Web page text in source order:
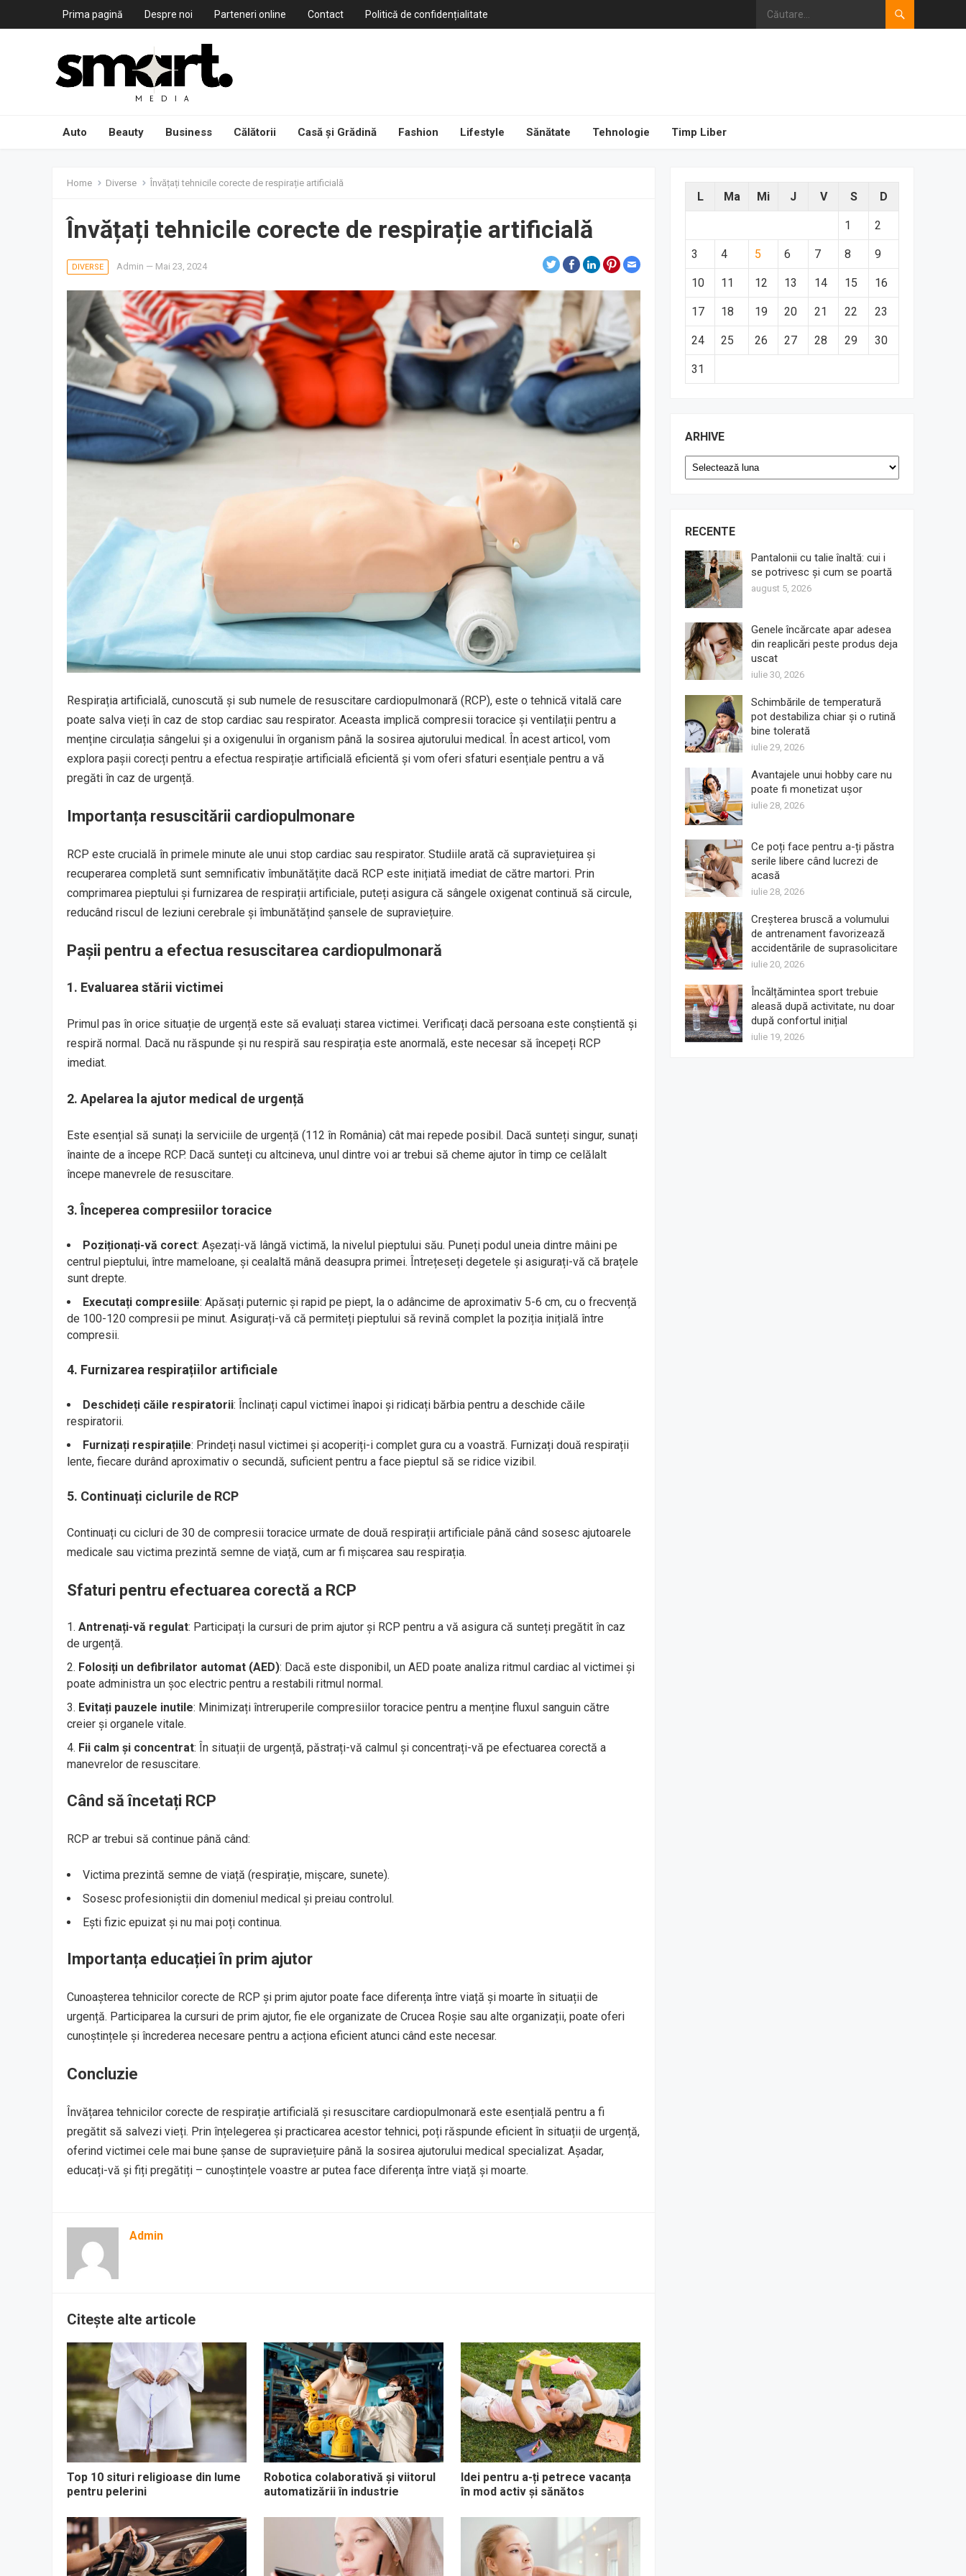
Prima pagină Despre noi Parteneri online Contact Politică de confidențialitate
Auto Beauty Business Călătorii Casă și Grădină Fashion Lifestyle Sănătate Tehnologie Timp Liber
Home Diverse Învățați tehnicile corecte de respirație artificială
Învățați tehnicile corecte de respirație artificială
DIVERSE Admin — Mai 23, 2024
Respirația artificială, cunoscută și sub numele de resuscitare cardiopulmonară (RCP), este o tehnică vitală care
poate salva vieți în caz de stop cardiac sau respirator. Aceasta implică compresii toracice și ventilații pentru a
menține circulația sângelui și a oxigenului în organism până la sosirea ajutorului medical. În acest articol, vom
explora pașii corecți pentru a efectua respirație artificială eficientă și vom oferi sfaturi esențiale pentru a vă
pregăti în caz de urgență.
Importanța resuscitării cardiopulmonare
RCP este crucială în primele minute ale unui stop cardiac sau respirator. Studiile arată că supraviețuirea și
recuperarea completă sunt semnificativ îmbunătățite dacă RCP este inițiată imediat de către martori. Prin
comprimarea pieptului și furnizarea de respirații artificiale, puteți asigura că sângele oxigenat continuă să circule,
reducând riscul de leziuni cerebrale și îmbunătățind șansele de supraviețuire.
Pașii pentru a efectua resuscitarea cardiopulmonară
1. Evaluarea stării victimei
Primul pas în orice situație de urgență este să evaluați starea victimei. Verificați dacă persoana este conștientă și
respiră normal. Dacă nu răspunde și nu respiră sau respirația este anormală, este necesar să începeți RCP
imediat.
2. Apelarea la ajutor medical de urgență
Este esențial să sunați la serviciile de urgență (112 în România) cât mai repede posibil. Dacă sunteți singur, sunați
înainte de a începe RCP. Dacă sunteți cu altcineva, unul dintre voi ar trebui să cheme ajutor în timp ce celălalt
începe manevrele de resuscitare.
3.Începerea compresiilor toracice
Poziționați-vă corect: Așezați-vă lângă victimă, la nivelul pieptului său. Puneți podul uneia dintre mâini pe
centrul pieptului, între mameloane, și cealaltă mână deasupra primei. Întrețeseți degetele și asigurați-vă că brațele
sunt drepte.
Executați compresiile: Apăsați puternic și rapid pe piept, la o adâncime de aproximativ 5-6 cm, cu o frecvență
de 100-120 compresii pe minut. Asigurați-vă că permiteți pieptului să revină complet la poziția inițială între
compresii.
4. Furnizarea respirațiilor artificiale
Deschideți căile respiratorii: Înclinați capul victimei înapoi și ridicați bărbia pentru a deschide căile
respiratorii.
Furnizați respirațiile: Prindeți nasul victimei și acoperiți-i complet gura cu a voastră. Furnizați două respirații
lente, fiecare durând aproximativ o secundă, suficient pentru a face pieptul să se ridice vizibil.
5. Continuați ciclurile de RCP
Continuați cu cicluri de 30 de compresii toracice urmate de două respirații artificiale până când sosesc ajutoarele
medicale sau victima prezintă semne de viață, cum ar fi mișcarea sau respirația.
Sfaturi pentru efectuarea corectă a RCP
Antrenați-vă regulat: Participați la cursuri de prim ajutor și RCP pentru a vă asigura că sunteți pregătit în caz
de urgență.
Folosiți un defibrilator automat (AED): Dacă este disponibil, un AED poate analiza ritmul cardiac al victimei și
poate administra un șoc electric pentru a restabili ritmul normal.
Evitați pauzele inutile: Minimizați întreruperile compresiilor toracice pentru a menține fluxul sanguin către
creier și organele vitale.
Fii calm și concentrat: În situații de urgență, păstrați-vă calmul și concentrați-vă pe efectuarea corectă a
manevrelor de resuscitare.
Când să încetați RCP
RCP ar trebui să continue până când:
Victima prezintă semne de viață (respirație, mișcare, sunete).
Sosesc profesioniștii din domeniul medical și preiau controlul.
Ești fizic epuizat și nu mai poți continua.
Importanța educației în prim ajutor
Cunoașterea tehnicilor corecte de RCP și prim ajutor poate face diferența între viață și moarte în situații de
urgență. Participarea la cursuri de prim ajutor, fie ele organizate de Crucea Roșie sau alte organizații, poate oferi
cunoștințele și încrederea necesare pentru a acționa eficient atunci când este necesar.
Concluzie
Învățarea tehnicilor corecte de respirație artificială și resuscitare cardiopulmonară este esențială pentru a fi
pregătit să salvezi vieți. Prin înțelegerea și practicarea acestor tehnici, poți răspunde eficient în situații de urgență,
oferind victimei cele mai bune șanse de supraviețuire până la sosirea ajutorului medical specializat. Așadar,
educați-vă și fiți pregătiți – cunoștințele voastre ar putea face diferența între viață și moarte.
Admin
Citește alte articole
Top 10 situri religioase din lume
pentru pelerini
Robotica colaborativă și viitorul
automatizării în industrie
Idei pentru a-ți petrece vacanța
în mod activ și sănătos
L Ma Mi J V S D
1 2
3 4 5 6 7 8 9
10 11 12 13 14 15 16
17 18 19 20 21 22 23
24 25 26 27 28 29 30
31
ARHIVE
Arhive
RECENTE
Pantalonii cu talie înaltă: cui i
se potrivesc și cum se poartă
august 5, 2026
Genele încărcate apar adesea
din reaplicări peste produs deja
uscat
iulie 30, 2026
Schimbările de temperatură
pot destabiliza chiar și o rutină
bine tolerată
iulie 29, 2026
Avantajele unui hobby care nu
poate fi monetizat ușor
iulie 28, 2026
Ce poți face pentru a-ți păstra
serile libere când lucrezi de
acasă
iulie 28, 2026
Creșterea bruscă a volumului
de antrenament favorizează
accidentările de suprasolicitare
iulie 20, 2026
Încălțămintea sport trebuie
aleasă după activitate, nu doar
după confortul inițial
iulie 19, 2026